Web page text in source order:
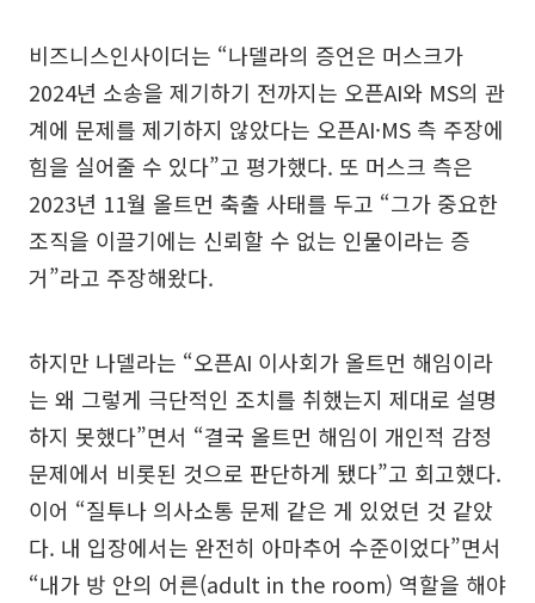
비즈니스인사이더는 “나델라의 증언은 머스크가
2024년 소송을 제기하기 전까지는 오픈AI와 MS의 관
계에 문제를 제기하지 않았다는 오픈AI·MS 측 주장에
힘을 실어줄 수 있다”고 평가했다. 또 머스크 측은
2023년 11월 올트먼 축출 사태를 두고 “그가 중요한
조직을 이끌기에는 신뢰할 수 없는 인물이라는 증
거”라고 주장해왔다.
하지만 나델라는 “오픈AI 이사회가 올트먼 해임이라
는 왜 그렇게 극단적인 조치를 취했는지 제대로 설명
하지 못했다”면서 “결국 올트먼 해임이 개인적 감정
문제에서 비롯된 것으로 판단하게 됐다”고 회고했다.
이어 “질투나 의사소통 문제 같은 게 있었던 것 같았
다. 내 입장에서는 완전히 아마추어 수준이었다”면서
“내가 방 안의 어른(adult in the room) 역할을 해야